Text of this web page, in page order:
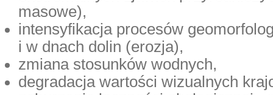
masowe),
intensyfikacja procesów
i w dnach dolin (erozja),
zmiana stosunków wodnych,
degradacja wartości wizualnych